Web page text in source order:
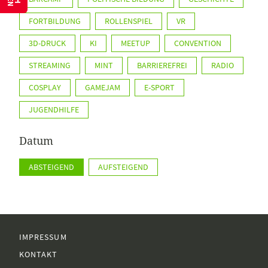
FORTBILDUNG ROLLENSPIEL VR
3D-DRUCK KI MEETUP CONVENTION
STREAMING MINT BARRIEREFREI RADIO
COSPLAY GAMEJAM E-SPORT
JUGENDHILFE
Datum
ABSTEIGEND AUFSTEIGEND
IMPRESSUM
KONTAKT